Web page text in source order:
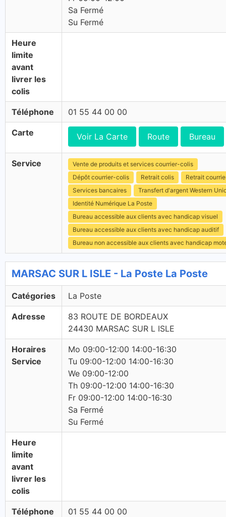
Sa Fermé
Su Fermé
Heure
limite
avant
livrer les
colis
Téléphone 01 55 44 00 00
Carte Voir La Carte Route Bureau
Service
Vente de produits et services courrier-colis
Dépôt courrier-colis
Retrait colis
Retrait
Services bancaires
Transfert d'argent Western
Identité Numérique La Poste
Bureau accessible aux clients avec handicap visuel
Bureau accessible aux clients avec handicap auditif
Bureau non accessible aux clients avec handicap
MARSAC SUR L ISLE - La Poste La Poste
Catégories La Poste
Adresse
83 ROUTE DE BORDEAUX
24430 MARSAC SUR L ISLE
Horaires
Service
Mo 09:00-12:00 14:00-16:30
Tu 09:00-12:00 14:00-16:30
We 09:00-12:00
Th 09:00-12:00 14:00-16:30
Fr 09:00-12:00 14:00-16:30
Sa Fermé
Su Fermé
Heure
limite
avant
livrer les
colis
Téléphone 01 55 44 00 00